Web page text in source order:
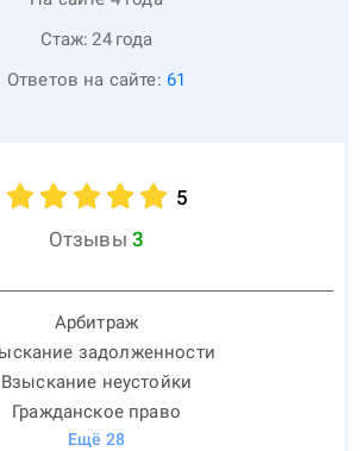
Стаж: 24 года
Ответов на сайте: 61
5
Отзывы 3
Арбитраж
задолженности
Взыскание неустойки
Гражданское право
Ещё 28